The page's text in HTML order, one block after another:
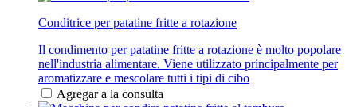
Conditrice per patatine fritte a rotazione
Il condimento per patatine fritte a rotazione è molto popolare
nell'industria alimentare. Viene utilizzato principalmente per
aromatizzare e mescolare tutti i tipi di cibo
Agregar a la consulta